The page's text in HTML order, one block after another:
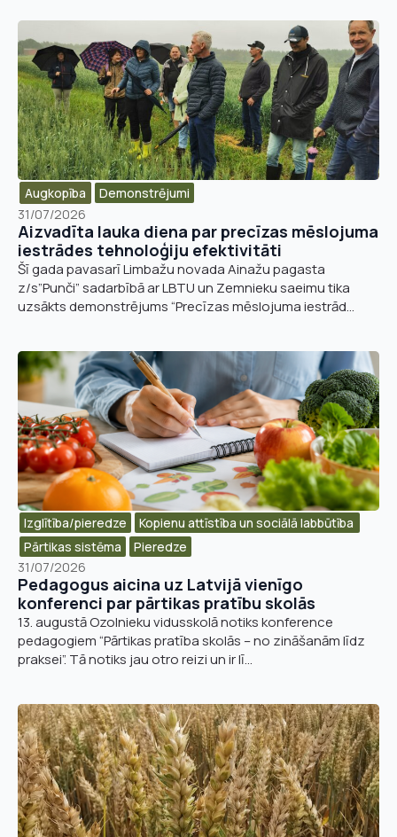
Augkopība
Demonstrējumi
31/07/2026
Aizvadīta lauka diena par precīzas mēslojuma
iestrādes tehnoloģiju efektivitāti
Šī gada pavasarī Limbažu novada Ainažu pagasta
z/s”Punči” sadarbībā ar LBTU un Zemnieku saeimu tika
uzsākts demonstrējums “Precīzas mēslojuma iestrād...
Izglītība/pieredze
Kopienu attīstība un sociālā labbūtība ​
Pārtikas sistēma
Pieredze
31/07/2026
Pedagogus aicina uz Latvijā vienīgo
konferenci par pārtikas pratību skolās
13. augustā Ozolnieku vidusskolā notiks konference
pedagogiem “Pārtikas pratība skolās – no zināšanām līdz
praksei”. Tā notiks jau otro reizi un ir lī...